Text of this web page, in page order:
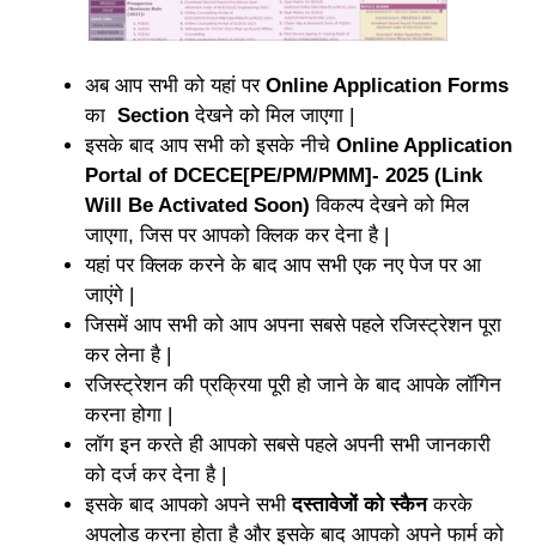
अब आप सभी को यहां पर Online Application Forms
का Sectionदेखने को मिल जाएगा |
इसके बाद आप सभी को इसके नीचे Online Application
Portal of DCECE[PE/PM/PMM]- 2025 (Link
Will Be Activated Soon)विकल्प देखने को मिल
जाएगा, जिस पर आपको क्लिक कर देना है |
यहां पर क्लिक करने के बाद आप सभी एक नए पेज पर आ
जाएंगे |
जिसमें आप सभी को आप अपना सबसे पहले रजिस्ट्रेशन पूरा
कर लेना है |
रजिस्ट्रेशन की प्रक्रिया पूरी हो जाने के बाद आपके लॉगिन
करना होगा |
लॉग इन करते ही आपको सबसे पहले अपनी सभी जानकारी
को दर्ज कर देना है |
इसके बाद आपको अपने सभीदस्तावेजों को स्कैनकरके
अपलोड करना होता है और इसके बाद आपको अपने फार्म को